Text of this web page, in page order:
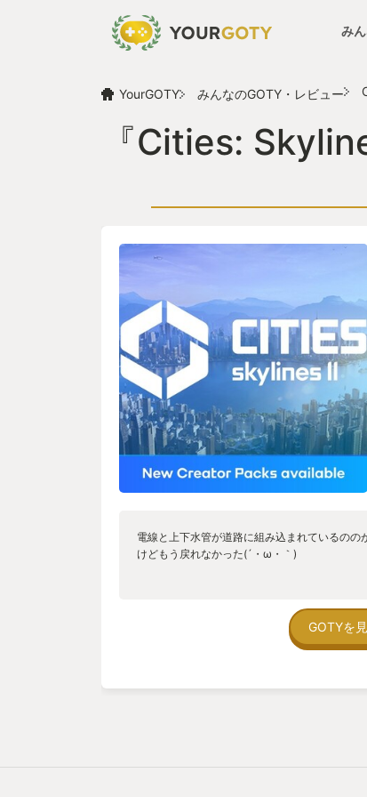
み
YourGOTY みんなのGOTY・レビュー
『Cities:
電線と上下水管が道路に組み込まれているのの
けどもう戻れなかった(´・ω・｀)
GOTYを